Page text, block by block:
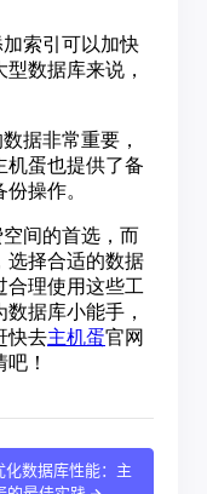
化数据库性能：主